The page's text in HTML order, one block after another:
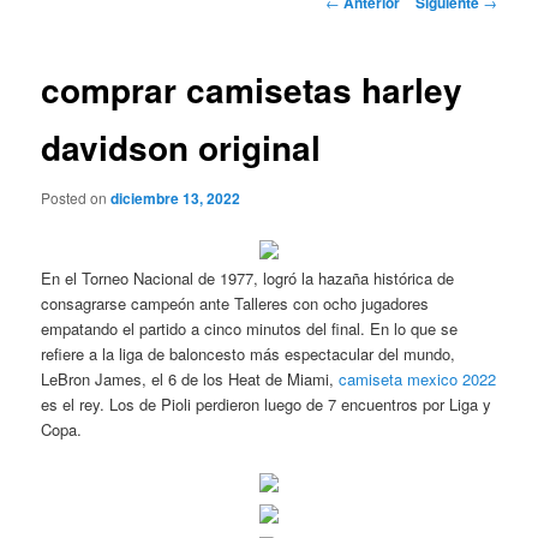
comprar camisetas harley
davidson original
Posted ondiciembre 13, 2022
En el Torneo Nacional de 1977, logró la hazaña histórica de
consagrarse campeón ante Talleres con ocho jugadores
empatando el partido a cinco minutos del final. En lo que se
refiere a la liga de baloncesto más espectacular del mundo,
LeBron James, el 6 de los Heat de Miami,camiseta mexico 2022
es el rey. Los de Pioli perdieron luego de 7 encuentros por Liga y
Copa.